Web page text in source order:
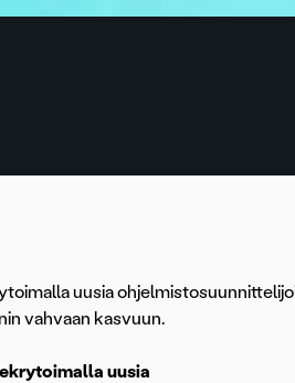
uusia
vahvaan kasvuun.
uusia